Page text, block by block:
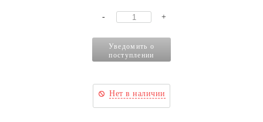
- +
Уведомить о
поступлении
Нет в наличии